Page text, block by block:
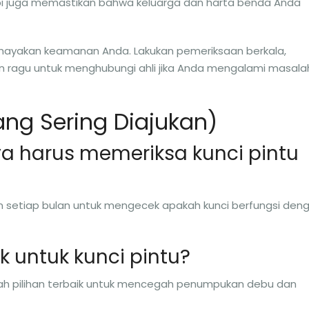
keamanan Anda. Lakukan pemeriksaan berkala,
untuk menghubungi ahli jika Anda mengalami
Sering Diajukan)
harus memeriksa kunci pintu
setiap bulan untuk mengecek apakah kunci berfungsi
untuk kunci pintu?
pilihan terbaik untuk mencegah penumpukan debu dan